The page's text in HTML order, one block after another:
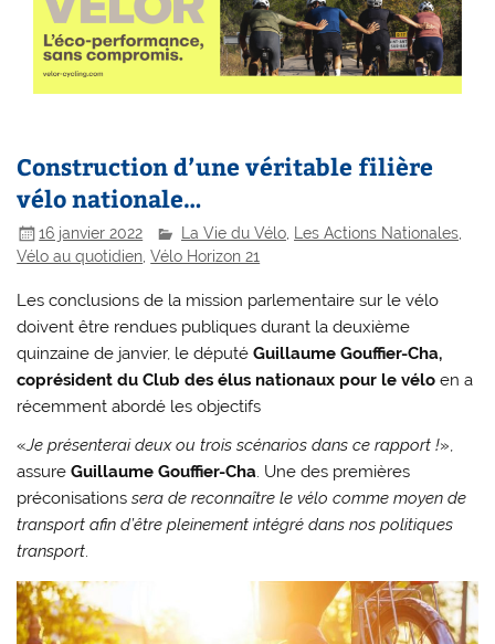
Construction d’une véritable filière
vélo nationale…
16 janvier 2022 La Vie du Vélo Les Actions Nationales
Vélo au quotidien,Vélo Horizon 21
Les conclusions de la mission parlementaire sur le vélo
doivent être rendues publiques durant la deuxième
quinzaine de janvier, le députéGuillaume Gouffier-Cha,
coprésident du Club des élus nationaux pour le vélo en a
récemment abordé les objectifs
«Je présenterai deux ou trois scénarios dans ce rapport !»,
assureGuillaume Gouffier-Cha. Une des premières
préconisationssera de reconnaître le vélo comme moyen de
transport afin d’être pleinement intégré dans nos politiques
transport.